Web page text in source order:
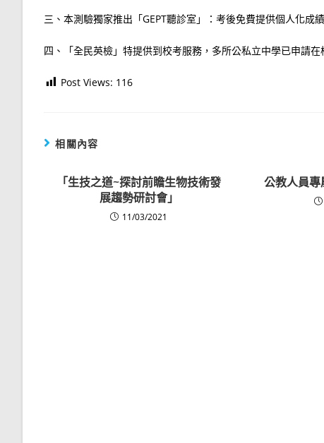
三、本測驗獨家推出「GEPT聽診室」：考後免費提供個人化成
四、「全民英檢」特提供到校考服務，多所公私立中學已申請
Post Views: 116
相關內容
「生技之道~探討前瞻生物技術發
展趨勢研討會」
11/03/2021
公教人員